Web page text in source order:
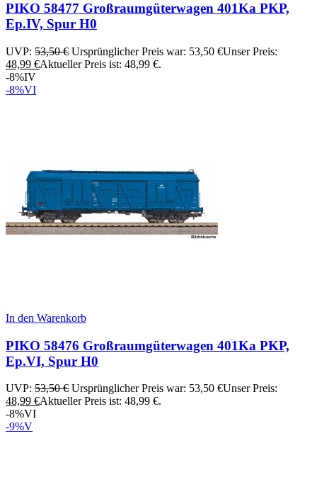
PIKO 58477 Großraumgüterwagen 401Ka PKP,
Ep.IV, Spur H0
UVP: 53,50€ Ursprünglicher Preis war: 53,50 €Unser Preis:
48,99 €Aktueller Preis ist: 48,99 €.
-8%IV
-8%VI
In den Warenkorb
PIKO 58476 Großraumgüterwagen 401Ka PKP,
Ep.VI, Spur H0
UVP: 53,50€ Ursprünglicher Preis war: 53,50 €Unser Preis:
48,99 €Aktueller Preis ist: 48,99 €.
-8%VI
-9%V